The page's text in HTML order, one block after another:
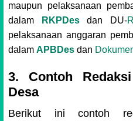
maupun pelaksanaan
dalam
RKPDesdan DU-
pelaksanaan anggaran
dalam APBDes dan
3. Contoh
Desa
Berikut ini contoh